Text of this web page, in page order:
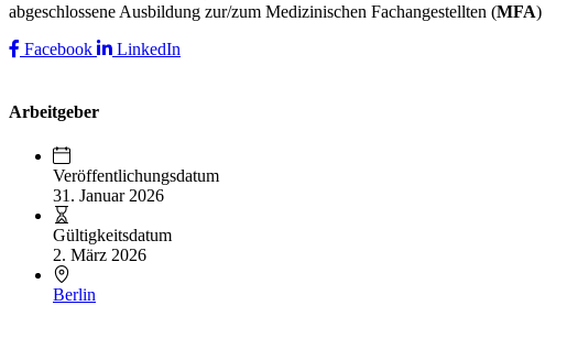
abgeschlossene Ausbildung zur/zum Medizinischen Fachangestellten (MFA)
Facebook
LinkedIn
Arbeitgeber
Veröffentlichungsdatum
31. Januar 2026
Gültigkeitsdatum
2. März 2026
Berlin